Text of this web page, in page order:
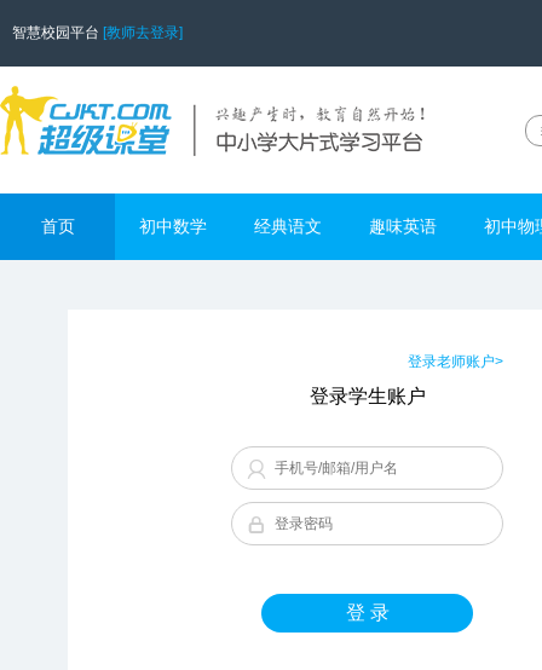
智慧校园平台 [教师去登录]
首页 初中数学 经典语文 趣味英语 初中物
登录老师账户>
登录学生账户
登 录